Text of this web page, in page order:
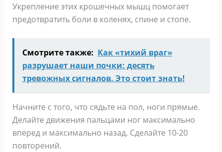
Укрепление этих крошечных мышц помогает
предотвратить боли в коленях, спине и стопе.
Смотрите также: Как «тихий враг»
разрушает наши почки: десять
тревожных сигналов. Это стоит знать!
Начните с того, что сядьте на пол, ноги прямые.
Делайте движения пальцами ног максимально
вперед и максимально назад. Сделайте 10-20
повторений.